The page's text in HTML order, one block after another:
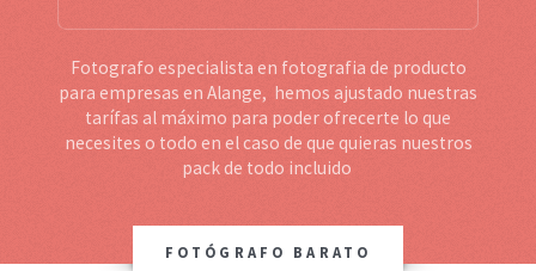
Fotografo especialista en fotografia de producto
para empresas en Alange, hemos ajustado nuestras
tarífas al máximo para poder ofrecerte lo que
necesites o todo en el caso de que quieras nuestros
pack de todo incluido
FOTÓGRAFO BARATO